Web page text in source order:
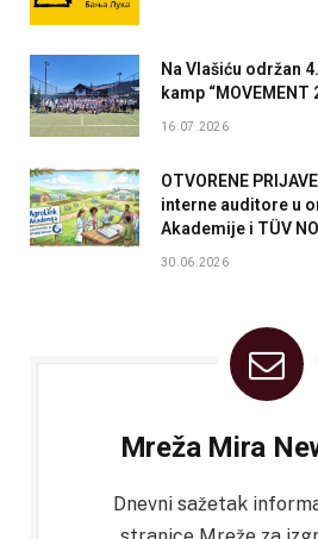
Na Vlašiću održan
kamp “MOVEMENT
16.07.2026
OTVORENE
interne auditore u
Akademije i TÜV
30.06.2026
Mreža Mira
Dnevni sažetak